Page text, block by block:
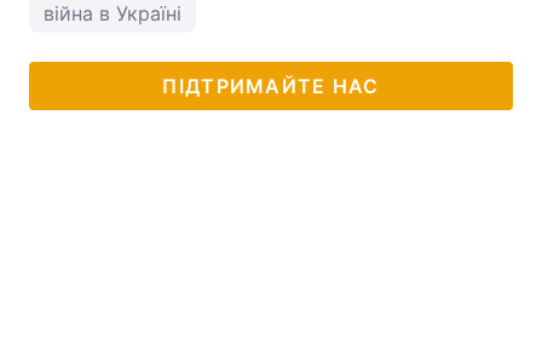
війна в Україні
ПІДТРИМАЙТЕ НАС